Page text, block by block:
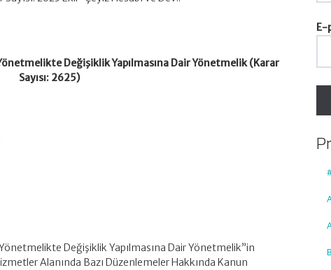
Değişiklik Yapılmasına Dair Yönetmelik (Karar
Sayısı: 2625)
Değişiklik Yapılmasına Dair Yönetmelik”in
Alanında Bazı Düzenlemeler Hakkında Kanun
E-